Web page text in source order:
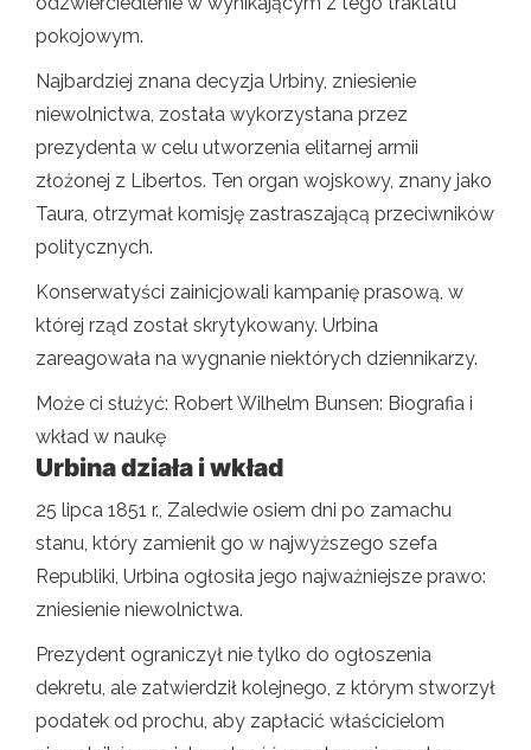
pokojowym.
Najbardziej znana decyzja Urbiny, zniesienie
niewolnictwa, została wykorzystana przez
prezydenta w celu utworzenia elitarnej armii
złożonej z Libertos. Ten organ wojskowy, znany jako
Taura, otrzymał komisję zastraszającą przeciwników
politycznych.
Konserwatyści zainicjowali kampanię prasową, w
której rząd został skrytykowany. Urbina
zareagowała na wygnanie niektórych dziennikarzy.
Może ci służyć: Robert Wilhelm Bunsen: Biografia i
wkład w naukę
Urbina działa i wkład
25 lipca 1851 r., Zaledwie osiem dni po zamachu
stanu, który zamienił go w najwyższego szefa
Republiki, Urbina ogłosiła jego najważniejsze prawo:
zniesienie niewolnictwa.
Prezydent ograniczył nie tylko do ogłoszenia
dekretu, ale zatwierdził kolejnego, z którym stworzył
podatek od prochu, aby zapłacić właścicielom